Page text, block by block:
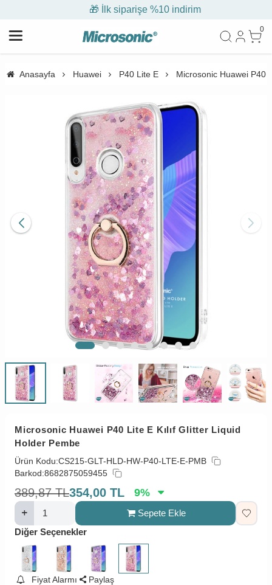
🎁 İlk siparişe %10 indirim
0
Anasayfa Huawei P40 Lite E Microsonic Huawei P40
Microsonic Huawei P40 Lite E Kılıf Glitter Liquid
Holder Pembe
Ürün Kodu:CS215-GLT-HLD-HW-P40-LTE-E-PMB
Barkod:8682875059455
389,87 TL354,00 TL 9%
Sepete Ekle
Diğer Seçenekler
Fiyat Alarmı
Paylaş